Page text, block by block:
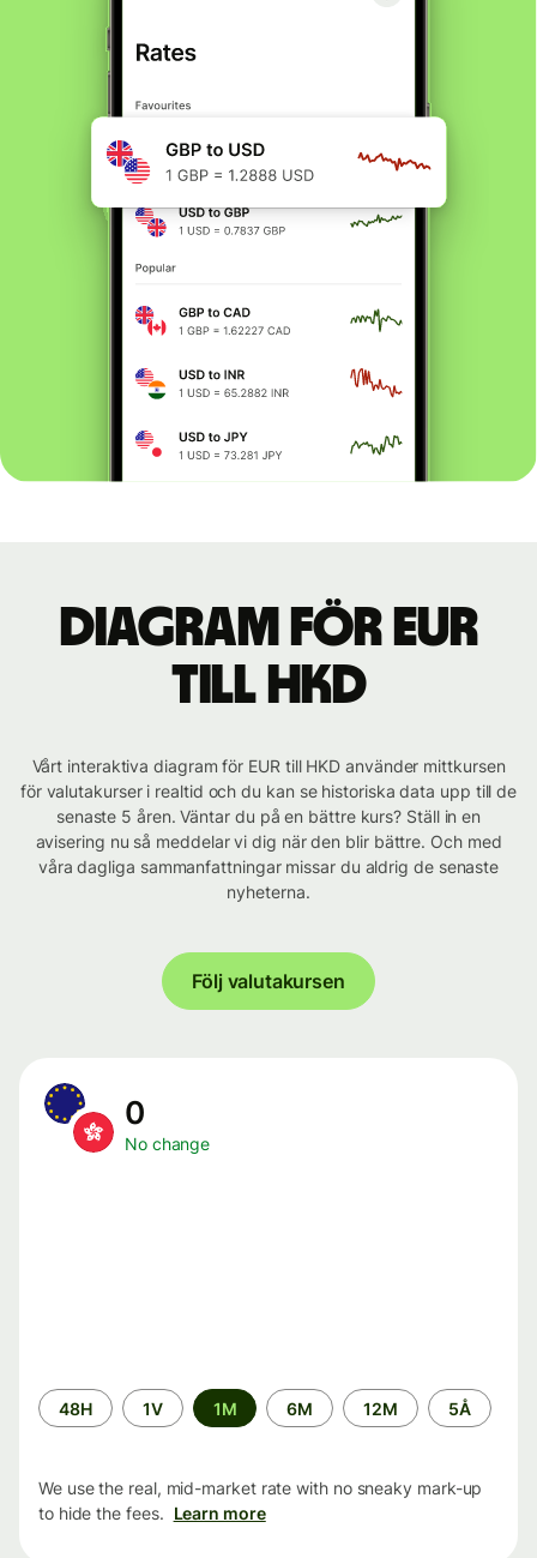
Diagram för EUR
till HKD
Vårt interaktiva diagram för EUR till HKD använder mittkursen
för valutakurser i realtid och du kan se historiska data upp till de
senaste 5 åren. Väntar du på en bättre kurs? Ställ in en
avisering nu så meddelar vi dig när den blir bättre. Och med
våra dagliga sammanfattningar missar du aldrig de senaste
nyheterna.
Följ valutakursen
0
No change
Time
period
48H 1V 1M 6M 12M 5Å
We use the real, mid-market rate with no sneaky mark-up
to hide the fees. Learn more